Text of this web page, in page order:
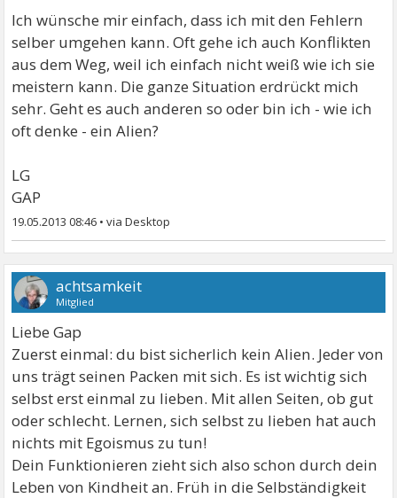
Ich wünsche mir einfach, dass ich mit den Fehlern
selber umgehen kann. Oft gehe ich auch Konflikten
aus dem Weg, weil ich einfach nicht weiß wie ich sie
meistern kann. Die ganze Situation erdrückt mich
sehr. Geht es auch anderen so oder bin ich - wie ich
oft denke - ein Alien?
LG
GAP
19.05.2013 08:46 •
achtsamkeit
Mitglied
Liebe Gap
Zuerst einmal: du bist sicherlich kein Alien. Jeder von
uns trägt seinen Packen mit sich. Es ist wichtig sich
selbst erst einmal zu lieben. Mit allen Seiten, ob gut
oder schlecht. Lernen, sich selbst zu lieben hat auch
nichts mit Egoismus zu tun!
Dein Funktionieren zieht sich also schon durch dein
Leben von Kindheit an. Früh in die Selbständigkeit